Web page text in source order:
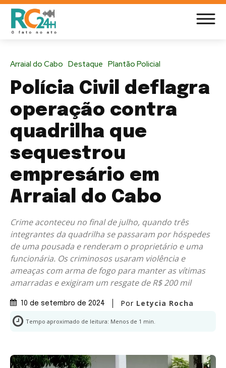
Arraial do Cabo Destaque Plantão Policial
Polícia Civil deflagra
operação contra
quadrilha que
sequestrou
empresário em
Arraial do Cabo
Crime aconteceu no final de julho, quando três
integrantes da quadrilha se passaram por hóspedes
de uma pousada e renderam o proprietário e uma
funcionária. Os criminosos usaram violência e
ameaças com arma de fogo para manter as vítimas
amarradas e exigiram um resgate de R$ 200 mil
10 de setembro de 2024 Por Letycia Rocha
Tempo aproximado de leitura: Menos de 1 min.